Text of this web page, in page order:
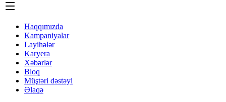
Haqqımızda
Kampaniyalar
Layihələr
Karyera
Xəbərlər
Bloq
Müştəri dəstəyi
Əlaqə